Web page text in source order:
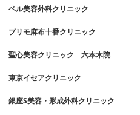
ベル美容外科クリニック
プリモ麻布十番クリニック
聖心美容クリニック 六本木院
東京イセアクリニック
銀座S美容・形成外科クリニック